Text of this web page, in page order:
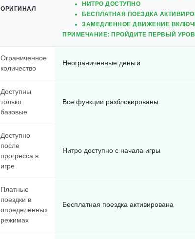
ОРИГИНАЛ
НИТРО ДОСТУПНО
БЕСПЛАТНАЯ ПОЕЗДКА
ЗАМЕДЛЕННОЕ ДВИЖЕНИЕ
ПРИМЕЧАНИЕ: ПРОЙДИТЕ ПЕРВЫЙ
Ограниченное
количество
Неограниченные деньги
Доступны
только
базовые
Все функции разблокированы
Доступно
после
прогресса в
игре
Нитро доступно с начала игры
Платные
поездки в
определённых
режимах
Бесплатная поездка активирована